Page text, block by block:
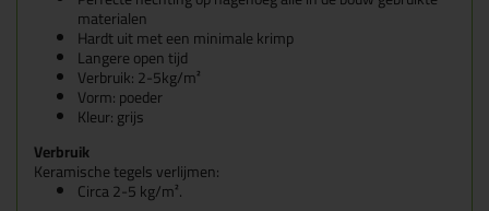
materialen
Hardt uit met een minimale krimp
Langere open tijd
Verbruik: 2-5kg/m²
Vorm: poeder
Kleur: grijs
Verbruik
Keramische tegels verlijmen:
Circa 2-5 kg/m².